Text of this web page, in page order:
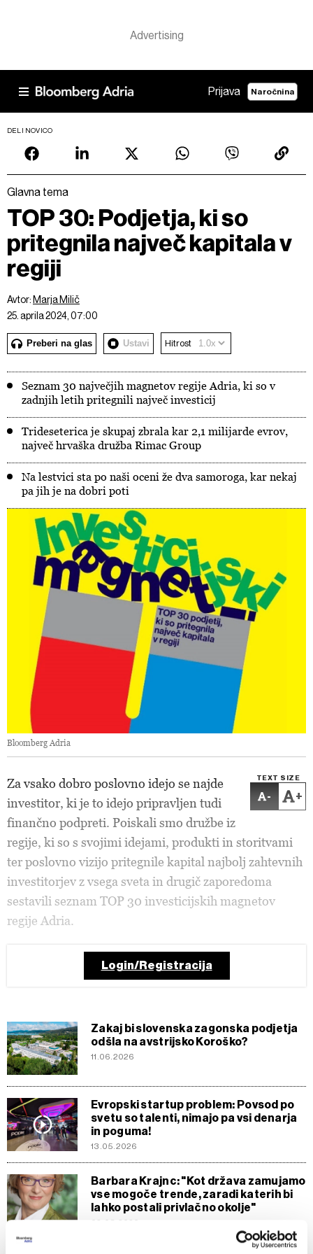
Prijava Naročnina
DELI NOVICO
Glavna tema
TOP 30: Podjetja, ki so
pritegnila največ kapitala v
regiji
Avtor: Marja Milič
25. aprila 2024, 07:00
Preberi na glas Ustavi Hitrost
Seznam 30 največjih magnetov regije Adria, ki so v
zadnjih letih pritegnili največ investicij
Trideseterica je skupaj zbrala kar 2,1 milijarde evrov,
največ hrvaška družba Rimac Group
Na lestvici sta po naši oceni že dva samoroga, kar nekaj
pa jih je na dobri poti
Bloomberg Adria
TEXT SIZE
- +
Za vsako dobro poslovno idejo se najde
investitor, ki je to idejo pripravljen tudi
finančno podpreti. Poiskali smo družbe iz
regije, ki so s svojimi idejami, produkti in storitvami
ter poslovno vizijo pritegnile kapital najbolj zahtevnih
investitorjev z vsega sveta in drugič zaporedoma
sestavili seznam TOP 30 investicijskih magnetov
regije Adria.
Login/Registracija
Zakaj bi slovenska zagonska podjetja
odšla na avstrijsko Koroško?
11.06.2026
Evropski startup problem: Povsod po
svetu so talenti, nimajo pa vsi denarja
in poguma!
13.05.2026
Barbara Krajnc: "Kot država zamujamo
vse mogoče trende, zaradi katerih bi
lahko postali privlačno okolje"
02.03.2026